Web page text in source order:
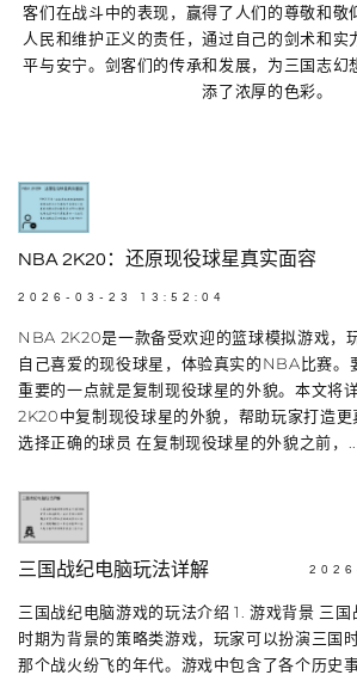
客们在战斗中的表现，赢得了人们的尊敬和敬
人民和维护正义的责任，通过自己的剑术和实
平与安宁。剑客们的传承和发展，为三国志幻
添了浓厚的色彩。
NBA 2K20：还原现役球星真实面容
2026-03-23 13:52:04
NBA 2K20是一款备受欢迎的篮球模拟游戏，
自己喜爱的现役球星，体验真实的NBA比赛。
重要的一点就是复制现役球星的外貌。本文将
2K20中复制现役球星的外貌，帮助玩家打造更
选择正确的球员 在复制现役球星的外貌之前，...
三国战纪电脑玩法详解
三国战纪电脑游戏的玩法介绍 1. 游戏背景 三
时期为背景的策略类游戏，玩家可以扮演三国
那个战火纷飞的年代。游戏中包含了各个历史